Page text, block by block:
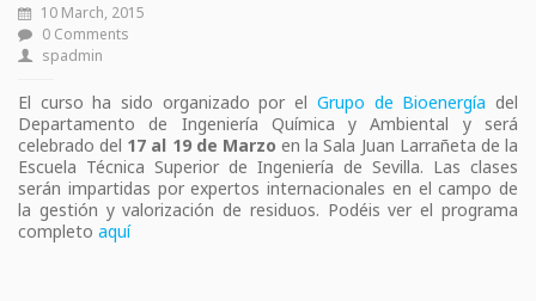
10 March, 2015
0 Comments
spadmin
El curso ha sido organizado por el Grupo de Bioenergía del
Departamento de Ingeniería Química y Ambiental y será
celebrado del 17 al 19 de Marzo en la Sala Juan Larrañeta de la
Escuela Técnica Superior de Ingeniería de Sevilla. Las clases
serán impartidas por expertos internacionales en el campo de
la gestión y valorización de residuos. Podéis ver el programa
completo aquí